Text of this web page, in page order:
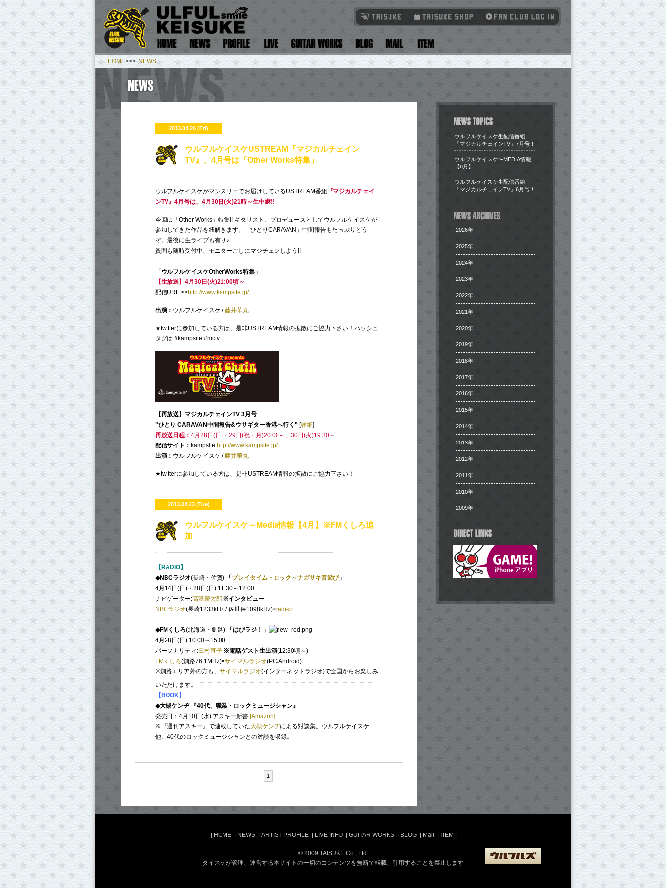
HOME>>> NEWS
2013.04.26 (Fri)
ウルフルケイスケUSTREAM『マジカルチェイン
TV』、4月号は「Other Works特集」
ウルフルケイスケがマンスリーでお届けしているUSTREAM番組
『マジカルチェイ
ンTV』4月号は、4月30日(火)21時～生中継!!
今回は「Other Works」特集!! ギタリスト、プロデュースとしてウルフルケイスケが
参加してきた作品を紐解きます。「ひとりCARAVAN」中間報告もたっぷりどう
ぞ。最後に生ライブも有り♪
質問も随時受付中、モニターごしにマジチェンしよう!!
「ウルフルケイスケOtherWorks特集」
【生放送】4月30日(火)21:00頃～
配信URL >>http://www.kampsite.jp/
出演： ウルフルケイスケ /藤井華丸
★twitterに参加している方は、是非USTREAM情報の拡散にご協力下さい！ハッシュ
タグは #kampsite #mctv
【再放送】 マジカルチェインTV 3月号
"ひとり CARAVAN中間報告&ウサギター香港へ行く" [詳細]
再放送日程： 4月28日(日)・29日(祝・月)20:00～、30日(火)19:30～
配信サイト： kampsite http://www.kampsite.jp/
出演： ウルフルケイスケ /藤井華丸
★twitterに参加している方は、是非USTREAM情報の拡散にご協力下さい！
2013.04.23 (Tue)
ウルフルケイスケ～Media情報【4月】※FMくしろ追
加
【RADIO】
◆NBCラジオ(長崎・佐賀) 「 プレイタイム・ロック～ナガサキ音遊び」
4月14日(日)・28日(日) 11:30～12:00
ナビゲーター:高浪慶太郎 ※インタビュー
NBCラジオ(長崎1233kHz / 佐世保1098kHz)×radiko
◆FMくしろ(北海道・釧路)
「はぴラジ！」
4月28日(日) 10:00～15:00
パーソナリティ:田村直子 ※電話ゲスト生出演(12:30頃～)
FMくしろ(釧路76.1MHz)×サイマルラジオ(PC/Android)
※釧路エリア外の方も、 サイマルラジオ(インターネットラジオ)で全国からお楽しみ
いただけます。
【BOOK】
◆大槻ケンヂ 『40代、職業・ロックミュージシャン』
発売日：4月10日(水) アスキー新書 [Amazon]
※『週刊アスキー』で連載していた大槻ケンヂによる対談集。ウルフルケイスケ
他、40代のロックミュージシャンとの対談を収録。
1
ウルフルケイスケ生配信番組
「マジカルチェインTV」7月号！
​ウルフルケイスケ〜MEDIA情報
【8月】
ウルフルケイスケ生配信番組
「マジカルチェインTV」6月号！
2026年
2025年
2024年
2023年
2022年
2021年
2020年
2019年
2018年
2017年
2016年
2015年
2014年
2013年
2012年
2011年
2010年
2009年
HOME NEWS ARTIST PROFILE LIVE INFO GUITAR WORKS BLOG Mail ITEM
© 2009 TAISUKE Co., Ltd.
タイスケが管理、運営する本サイトの一切のコンテンツを無断で転載、引用することを禁止します